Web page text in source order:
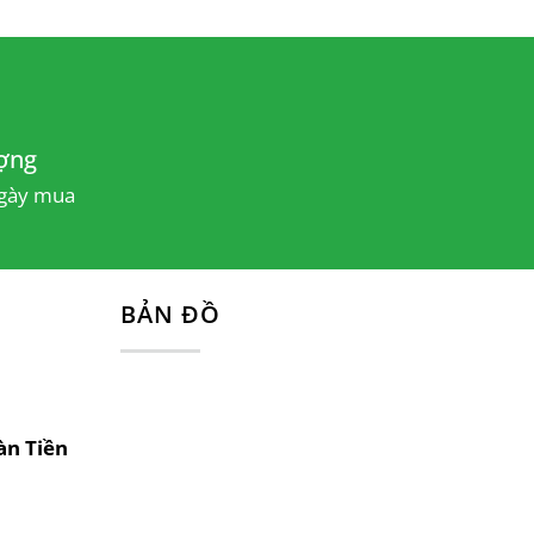
này.
tủ đầu giường NTGD67
hợp có vấn đề về sản phẩm.
lợi và nhanh chóng đến mọi địa điểm
ngay hôm nay, hãy liên hệ trực tiếp
mua
Tiền
BẢN ĐỒ